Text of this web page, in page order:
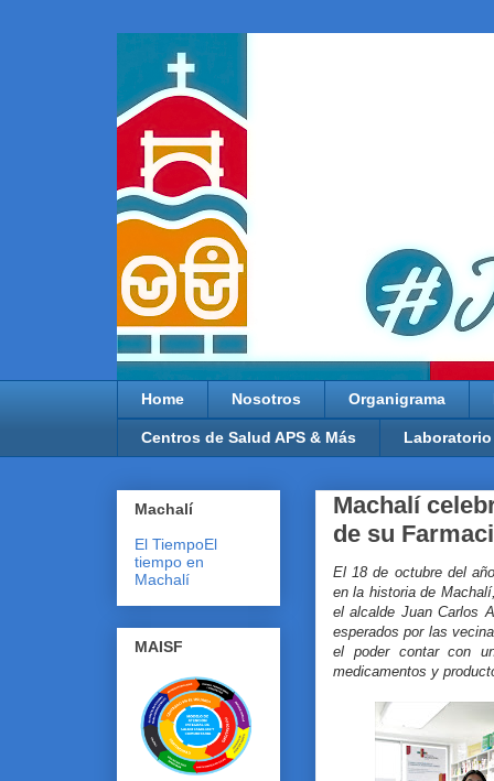
Home Nosotros Organigrama
Centros de Salud APS & Más Laboratorio
Machalí
de su
El 18 de octubre del
en la historia de
el alcalde Juan Carlos
esperados por las
el poder contar con
medicamentos y
Machalí
El TiempoEl
tiempo en
Machalí
MAISF